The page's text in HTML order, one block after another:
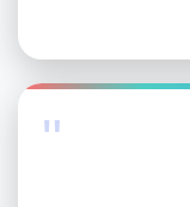
"